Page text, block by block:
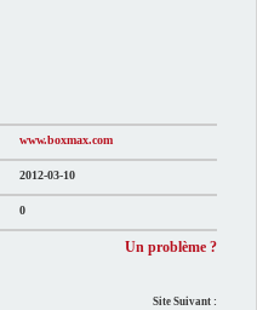
www.boxmax.com
2012-03-10
0
Un problème ?
Site Suivant :